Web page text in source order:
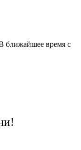
ближайшее время с